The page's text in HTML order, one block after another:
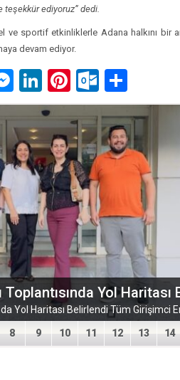
teşekkür ediyoruz” dedi.
ve sportif etkinliklerle Adana halkını bir
devam ediyor.
Messenger
LinkedIn
Pinterest
8 9 10 11 12 13 14